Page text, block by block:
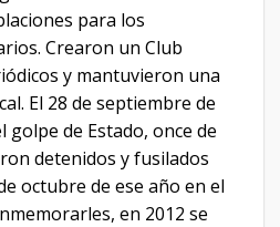
para los
Crearon un Club
y mantuvieron una
El 28 de septiembre de
golpe de Estado, once de
detenidos y fusilados
octubre de ese año en el
en 2012 se